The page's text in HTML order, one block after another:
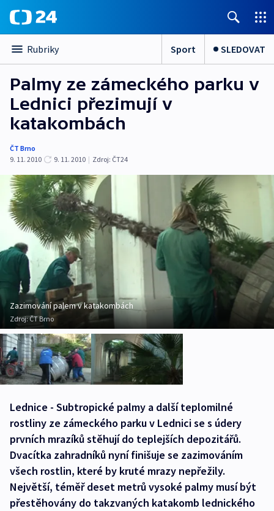
Rubriky Sport SLEDOVAT
Palmy ze zámeckého parku v
Lednici přezimují v
katakombách
ČT Brno
9. 11. 2010
9. 11. 2010 | Zdroj: ČT24
Zazimování palem v katakombách
Zdroj:ČT Brno
Lednice - Subtropické palmy a další teplomilné
rostliny ze zámeckého parku v Lednici se s údery
prvních mrazíků stěhují do teplejších depozitářů.
Dvacítka zahradníků nyní finišuje se zazimováním
všech rostlin, které by kruté mrazy nepřežily.
Největší, téměř deset metrů vysoké palmy musí být
přestěhovány do takzvaných katakomb lednického